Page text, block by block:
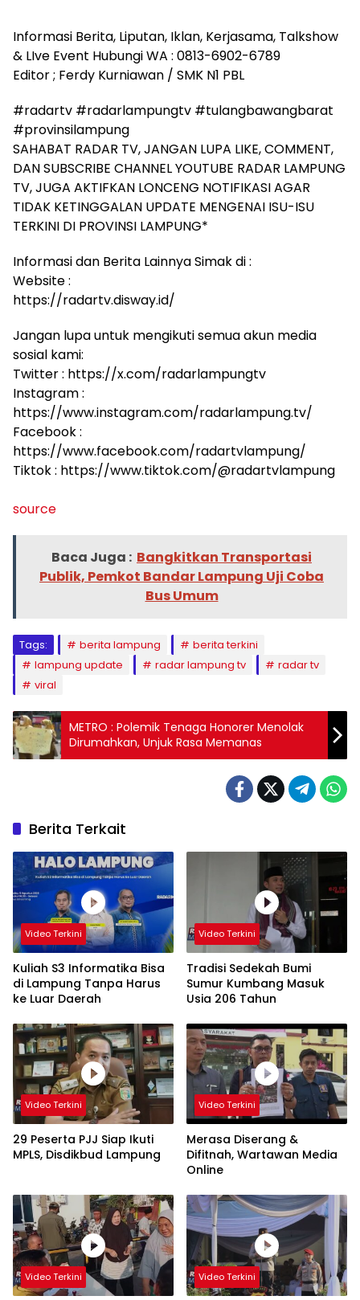
Informasi Berita, Liputan, Iklan, Kerjasama, Talkshow
& LIve Event Hubungi WA : 0813-6902-6789
Editor ; Ferdy Kurniawan / SMK N1 PBL
#radartv #radarlampungtv #tulangbawangbarat
#provinsilampung
SAHABAT RADAR TV, JANGAN LUPA LIKE, COMMENT,
DAN SUBSCRIBE CHANNEL YOUTUBE RADAR LAMPUNG
TV, JUGA AKTIFKAN LONCENG NOTIFIKASI AGAR
TIDAK KETINGGALAN UPDATE MENGENAI ISU-ISU
TERKINI DI PROVINSI LAMPUNG*
Informasi dan Berita Lainnya Simak di :
Website :
https://radartv.disway.id/
Jangan lupa untuk mengikuti semua akun media
sosial kami:
Twitter : https://x.com/radarlampungtv
Instagram :
https://www.instagram.com/radarlampung.tv/
Facebook :
https://www.facebook.com/radartvlampung/
Tiktok : https://www.tiktok.com/@radartvlampung
source
Baca Juga : Bangkitkan Transportasi
Publik, Pemkot Bandar Lampung Uji Coba
Bus Umum
Tags: berita lampung
berita terkini
lampung update
radar lampung tv
radar tv
viral
METRO : Polemik Tenaga Honorer Menolak
Dirumahkan, Unjuk Rasa Memanas
Berita Terkait
Video Terkini
Kuliah S3 Informatika Bisa
di Lampung Tanpa Harus
ke Luar Daerah
Video Terkini
Tradisi Sedekah Bumi
Sumur Kumbang Masuk
Usia 206 Tahun
Video Terkini
29 Peserta PJJ Siap Ikuti
MPLS, Disdikbud Lampung
Video Terkini
Merasa Diserang &
Difitnah, Wartawan Media
Online
Video Terkini Video Terkini